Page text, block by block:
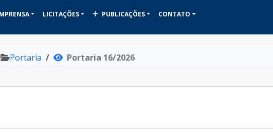
LICITAÇÕES PUBLICAÇÕES CONTATO
Portaria Portaria 16/2026